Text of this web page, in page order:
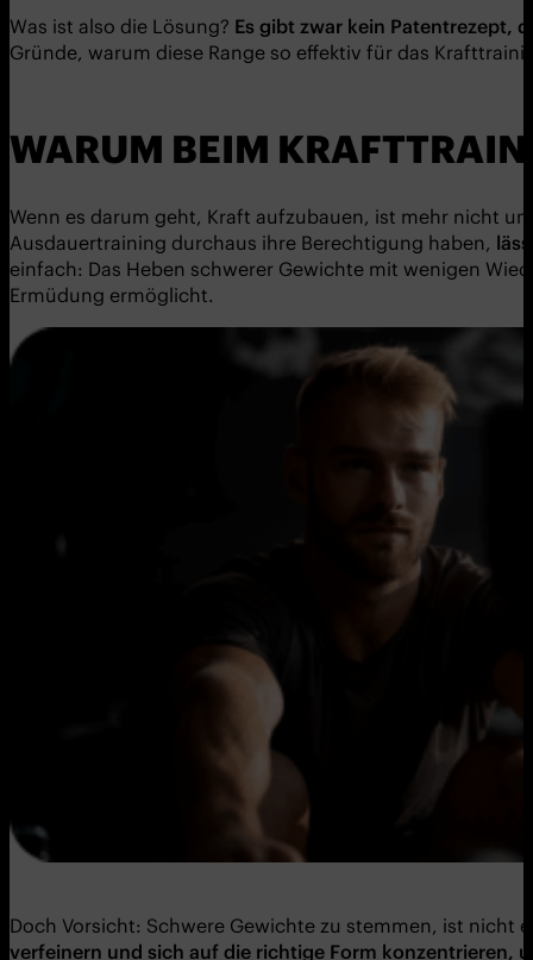
Was ist also die Lösung? Es gibt zwar kein Patentrezept,
Gründe, warum diese Range so effektiv für das
WARUM BEIM
Wenn es darum geht, Kraft aufzubauen, ist mehr nicht
Ausdauertraining durchaus ihre Berechtigung haben,
einfach: Das Heben schwerer Gewichte mit wenigen
Ermüdung ermöglicht.
Doch Vorsicht: Schwere Gewichte zu stemmen, ist nicht
verfeinern und sich auf die richtige Form konzentrieren,